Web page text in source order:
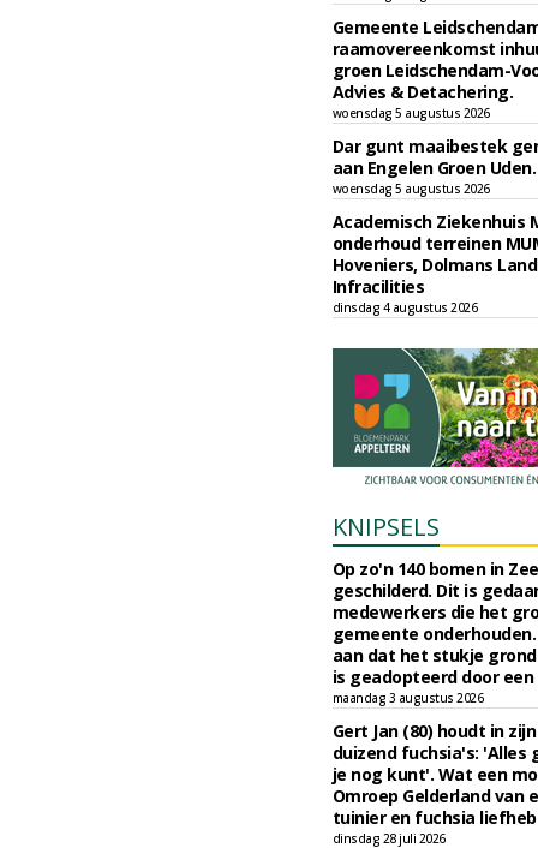
Gemeente
raamovereenkomst
groen Leidschendam-
Advies & Detachering.
woensdag 5 augustus 2026
Dar gunt maaibestek
aan Engelen Groen Uden.
woensdag 5 augustus 2026
Academisch Ziekenhuis
onderhoud terreinen
Hoveniers, Dolmans
Infracilities
dinsdag 4 augustus 2026
KNIPSELS
Op zo'n 140 bomen in
geschilderd. Dit is
medewerkers die het
gemeente
aan dat het stukje
is geadopteerd door
maandag 3 augustus 2026
Gert Jan (80) houdt in
duizend fuchsia's: 'Alles
je nog kunt'. Wat een
Omroep Gelderland van
tuinier en fuchsia
dinsdag 28 juli 2026